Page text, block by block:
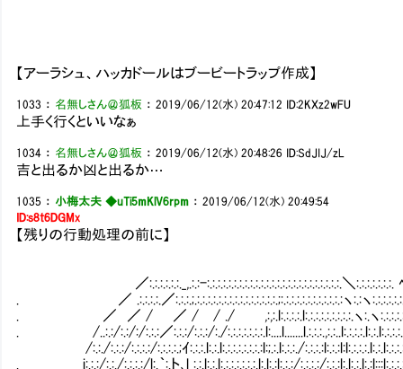
【アーラシュ、ハッカドールはブービートラップ作成】
1033 ： 名無しさん＠狐板 ：2019/06/12(水) 20:47:12 ID:2KXz2wFU
上手く行くといいなぁ
1034 ： 名無しさん＠狐板 ：2019/06/12(水) 20:48:26 ID:SdJIJ/zL
吉と出るか凶と出るか…
1035 ： 小梅太夫 ◆uTi5mKlV6rpm ：2019/06/12(水) 20:49:54
ID:s8t6DGMx
【残りの行動処理の前に】
／:.:.:.:.:.:._,.:.:-:.:.:.:.:.:.:.:.:.:.:.:.:.:.:.:.:.:.:.:.:.:.:.:.:.＼:.:.:.:.:.:.:.
. ／ .:.:.:.:.／:.:.:.;.:.:.:.:.:.:.:.:.:.:.:.:.:.:.:.;:.:.:.:.:.:.:.:.:.:.:.:ヽ:.:ヽ
. ／ ／ / ／ / / ./ ,:,:.l:.:.:.:.l:.:.:.:.:.:.:.:.:.ヽ:.ヽ
. /..:.:/:.:/:/:.:.:／:.:.:/:.:.:/:./
/:.:./:.:.:/:.:.:.:/:.:.:.:.;ｲ:.:.:.l:.:.l:.:.:.:.:.:.:.:l:;.:.l:.:.:./
. i:.:.:/:.:./:.:.:.:/l:.｀:.ト､l_:.:.l:.:.l:.:.:.:.:.:.:.l:.l:.:l:.:.:/:.:.:.:/